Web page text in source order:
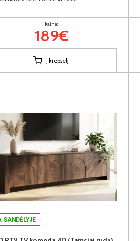
Kaina:
189€
Į krepšelį
SANDĖLYJE